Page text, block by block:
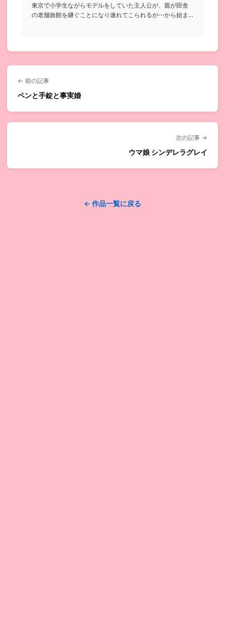
東京で小学生ながらモデルをしていた主人公が、親が田舎
の老舗旅館を継ぐことになり連れてこられるが⋯から始ま
← 前の記事
ペンと手錠と事実婚
次の記事 →
ウマ娘 シンデレラグレイ
← 作品一覧に戻る